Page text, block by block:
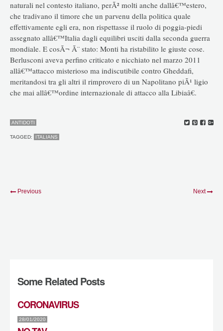
naturali nel contesto italiano, perÃ² molti anche dallâ€™estero,
che tradivano il timore che un parvenu della politica quale
effettivamente egli era, non rispettasse il ruolo di poggia-piedi
assegnato allâ€™Italia dagli equilibri usciti dalla seconda guerra
mondiale. E cosÃ¬ Ã¨ stato: Monti ha ristabilito le giuste cose.
Berlusconi aveva perfino criticato e nicchiato nel marzo 2011
allâ€™attacco misterioso ma indiscutibile contro Gheddafi,
meritandosi tra gli altri il rimprovero di un Napolitano piÃ¹ ligio
che mai allâ€™ordine internazionale di attacco alla Libiaâ€.
ANTIDOTI
TAGGED: ITALIANS
Previous Next
Some Related Posts
CORONAVIRUS
28/01/2020